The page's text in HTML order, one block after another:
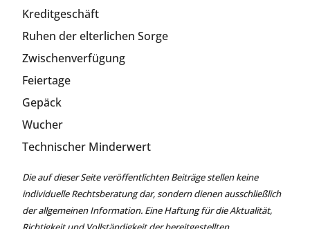
Kreditgeschäft
Ruhen der elterlichen Sorge
Zwischenverfügung
Feiertage
Gepäck
Wucher
Technischer Minderwert
Die auf dieser Seite veröffentlichten Beiträge stellen keine
individuelle Rechtsberatung dar, sondern dienen ausschließlich
der allgemeinen Information. Eine Haftung für die Aktualität,